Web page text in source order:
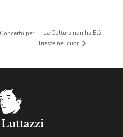
per
La Cultura non ha Età –
Trieste nel cuor
Luttazzi